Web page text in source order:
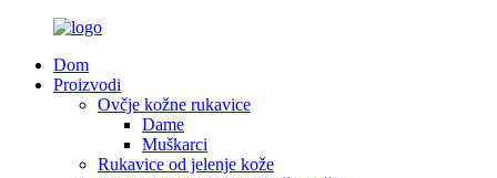
Dom
Proizvodi
Ovčje kožne rukavice
Dame
Muškarci
Rukavice od jelenje kože